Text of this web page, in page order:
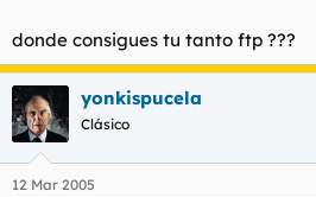
donde consigues tu tanto ftp ???
yonkispucela
Clásico
12 Mar 2005